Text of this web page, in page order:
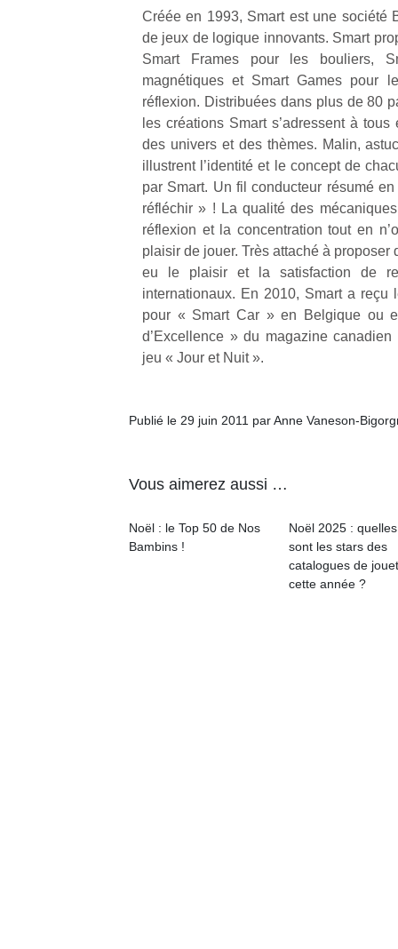
Créée en 1993, Smart est une société
de jeux de logique innovants. Smart
Smart Frames pour les bouliers,
magnétiques et Smart Games pour
réflexion. Distribuées dans plus de 80
les créations Smart s’adressent à
des univers et des thèmes. Malin,
illustrent l’identité et le concept de
par Smart. Un fil conducteur résumé
réfléchir » ! La qualité des
réflexion et la concentration tout en
plaisir de jouer. Très attaché à proposer
eu le plaisir et la satisfaction de
internationaux. En 2010, Smart a reçu
pour « Smart Car » en Belgique ou
d’Excellence » du magazine
jeu « Jour et Nuit ».
Publié le 29 juin 2011 par Anne Vaneson-
Vous aimerez aussi …
Noël : le Top 50 de Nos
Bambins !
Noël 2025 : quelles
sont les stars des
catalogues de
cette année ?
NextGen,
une
nouvelle
trottinette
mécanique
Beeper
Les
enfants
débordent
Varier les
simple.
divertissement,
Des
trampolines
pour les
grands et
les petits !
Durant les
vacances
estivales
jours, c’est